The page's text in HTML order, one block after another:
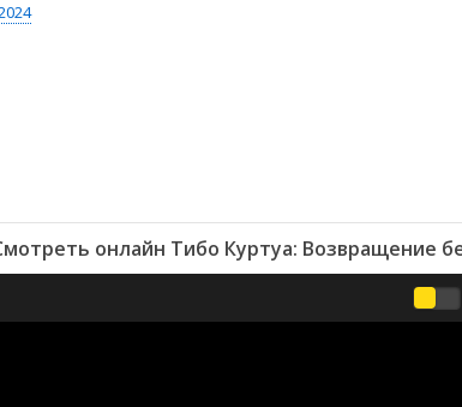
Детективы
Документальные
онлайн Тибо Куртуа: Возвращение